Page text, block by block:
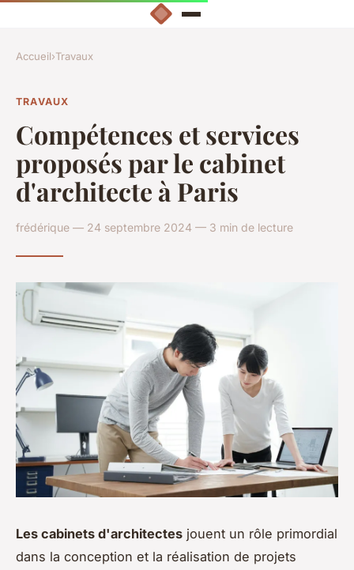
Accueil›Travaux
TRAVAUX
Compétences et services
proposés par le cabinet
d'architecte à Paris
frédérique — 24 septembre 2024 — 3 min de lecture
Les cabinets d'architectes jouent un rôle primordial
dans la conception et la réalisation de projets